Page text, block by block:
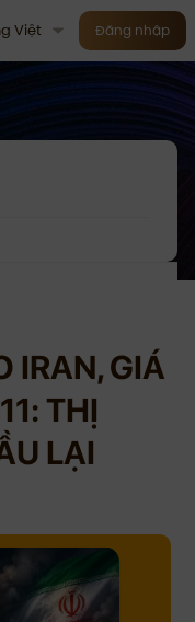
Việt Đăng nhập
IRAN, GIÁ
THỊ
LẠI